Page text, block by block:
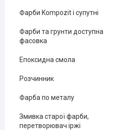
Фарби Kompozit і супутні
Фарби та грунти доступна
фасовка
Епоксидна смола
Розчинник
Фарба по металу
Змивка старої фарби,
перетворювач іржі